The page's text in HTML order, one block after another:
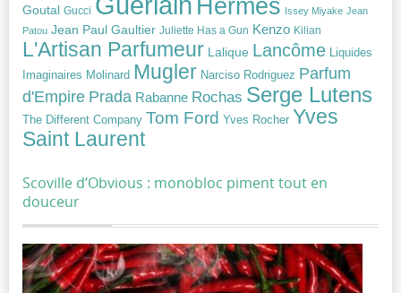
Goutal Gucci Hermès Issey Miyake Jean
Patou Jean Paul Gaultier Juliette Has a Gun Kenzo Kilian
L'Artisan Parfumeur Lalique Lancôme
Liquides
Imaginaires Molinard Mugler Narciso Rodriguez Parfum
d'Empire Prada Rabanne Rochas Serge Lutens
The Different Company Tom Ford Yves Rocher Yves
Saint Laurent
Scoville d’Obvious : monobloc piment tout en
douceur